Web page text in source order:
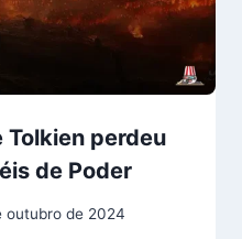
perdeu
de Poder
outubro de 2024